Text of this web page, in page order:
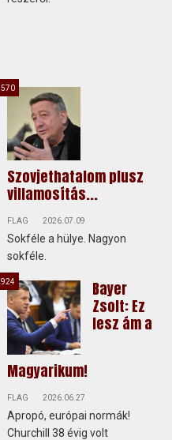
Szovjethatalom plusz
villamosítás...
FLAG 2026.07.09
Sokféle a hülye. Nagyon
sokféle.
570
Bayer
Zsolt: Ez
lesz ám a
Magyarikum!
FLAG 2026.06.27
Apropó, európai normák!
Churchill 38 évig volt
924